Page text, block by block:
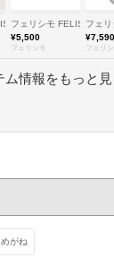
フ ローレンポロ ラルフ ロー
フェリシモ FELISSIMO
¥5,500
フェリシモ
フェ
¥7,590
フェリ
ム情報をもっと見
めがね